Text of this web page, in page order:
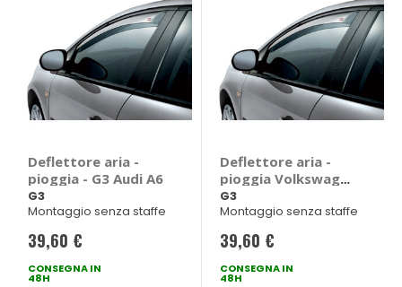
Deflettore aria -
pioggia - G3 Audi A6
G3
Montaggio senza staffe
39,60 €
CONSEGNA IN
48H
Deflettore aria -
pioggia Volkswagen
T-Cross 2019> - G3
Volkswagen T-
Cross 2019 > 5
porte
G3
Montaggio senza staffe
39,60 €
CONSEGNA IN
48H